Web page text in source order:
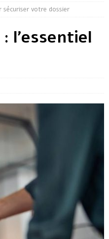
sécuriser votre dossier
l’essentiel